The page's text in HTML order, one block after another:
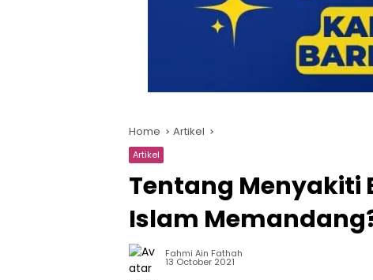
Home Artikel
Artikel
Tentang Menyakiti
Islam
Fahmi Ain Fathah
13 October 2021